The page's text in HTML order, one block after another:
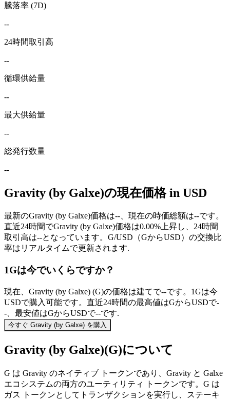
騰落率 (7D)
--
24時間取引高
--
循環供給量
--
最大供給量
--
総発行数量
--
Gravity (by Galxe)の現在価格 in USD
最新のGravity (by Galxe)価格は--、現在の時価総額は--です。
直近24時間でGravity (by Galxe)価格は0.00%上昇し、24時間
取引高は--となっています。G/USD（GからUSD）の交換比
率はリアルタイムで更新されます.
1Gは今でいくらですか？
現在、Gravity (by Galxe) (G)の価格は建てで--です。1Gは今
USDで購入可能です。直近24時間の最高値はGからUSDで-
-、最安値はGからUSDで--です.
今すぐ Gravity (by Galxe) を購入
Gravity (by Galxe)(G)について
G は Gravity のネイティブ トークンであり、Gravity と Galxe
エコシステムの両方のユーティリティ トークンです。G は
ガス トークンとしてトランザクションを実行し、ステーキ